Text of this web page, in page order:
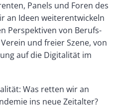
Panels und Foren des
an Ideen weiterentwickeln
Perspektiven von Berufs-
und freier Szene, von
auf die Digitalität im
Was retten wir an
ins neue Zeitalter?